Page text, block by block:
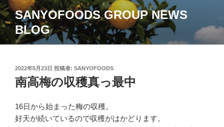
コ
ン
テ
ン
SANYOFOODS GROUP NEWS
BLOG
投
稿
日:
2022年5月23日 投稿者: SANYOFOODS
南高梅の収穫真っ最中
16日から始まった梅の収穫。
好天が続いているので収穫がはかどります。